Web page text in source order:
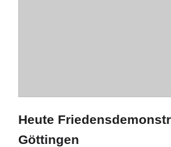
Heute
Göttingen